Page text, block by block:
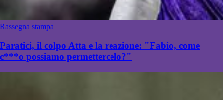
Rassegna stampa
Paratici, il colpo Atta e la reazione: "Fabio, come
c***o possiamo permettercelo?"